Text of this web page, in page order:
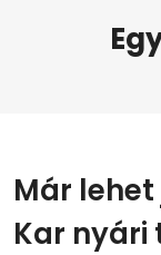
Már
Kar